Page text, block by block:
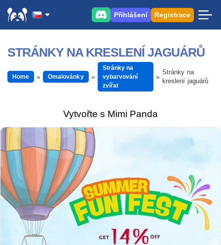
Přihlášení Registrace
STRÁNKY NA KRESLENÍ JAGUÁRŮ
Home Omalovánky
Stránky na
vybarvování
zvířat
Stránky na
kreslení jaguárů
Vytvořte s Mimi Panda